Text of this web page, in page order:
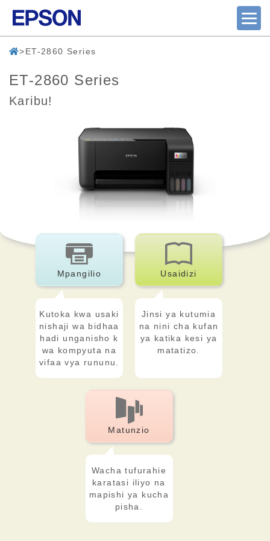
ET-2860 Series
ET-2860 Series
Karibu!
Mpangilio
Kutoka kwa usaki
nishaji wa bidhaa
hadi unganisho k
wa kompyuta na
vifaa vya rununu.
Usaidizi
Jinsi ya kutumia
na nini cha kufan
ya katika kesi ya
matatizo.
Matunzio
Wacha tufurahie
karatasi iliyo na
mapishi ya kucha
pisha.